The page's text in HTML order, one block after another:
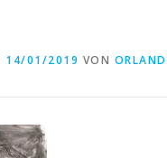
14/01/2019 VON